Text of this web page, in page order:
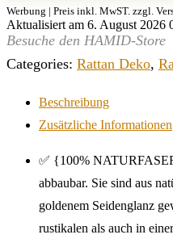
Werbung | Preis inkl. MwST. zzgl.
Aktualisiert am 6. August 2026
Besuche den HAMID-Store
Categories: Rattan Deko,
Beschreibung
Zusätzliche Informationen
✅ {100%
abbaubar. Sie sind aus
goldenem Seidenglanz
rustikalen als auch in